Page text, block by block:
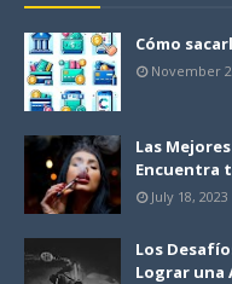
Cómo
November
Las
Encuentra
July 18, 2023
Los
Lograr una